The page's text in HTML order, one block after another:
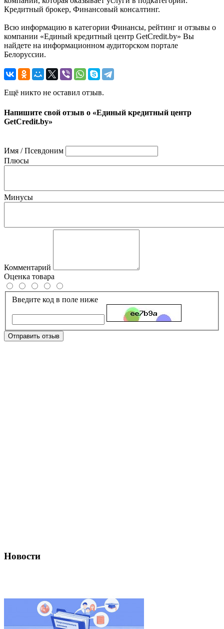
Кредитный брокер, Финансовый консалтинг.
Всю информацию в категории Финансы, рейтинг и отзывы о
компании «Единый кредитный центр GetCredit.by» Вы
найдете на информационном аудиторском портале
Белоруссии.
Ещё никто не оставил отзыв.
Напишите свой отзыв о «Единый кредитный центр
GetCredit.by»
Имя / Псевдоним
Плюсы
Минусы
Комментарий
Оценка товара
Введите код в поле ниже
Отправить отзыв
Новости